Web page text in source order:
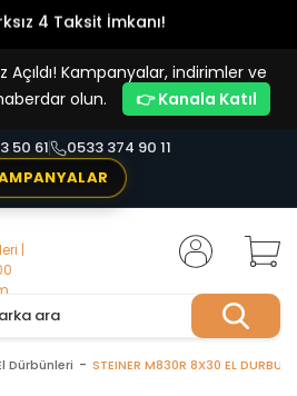
4 Taksit İmkanı!
Açıldı! Kampanyalar, indirimler ve
olun.
👉 Kanala Katıl
50 61
0533 374 90 11
Dürbünleri STEINER M830R 8X30 EL